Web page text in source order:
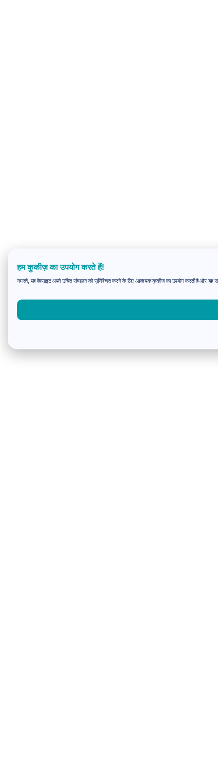
हम कुकीज़ का उपयोग करते हैं!
नमस्ते, यह वेबसाइट अपने उचित संचालन को सुनिश्चित करने के लिए आवश्यक कुकीज़ का उपयोग करती है और यह